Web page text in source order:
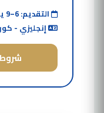
التقديم: 6–9 يوليو 2026
إنجليزي -